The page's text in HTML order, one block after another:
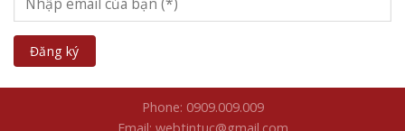
Phone: 0909.009.009